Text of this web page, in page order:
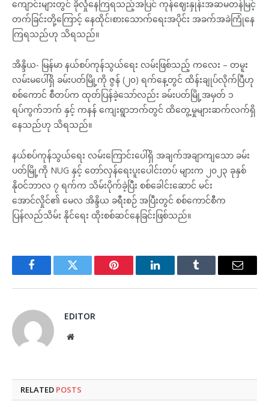
ကျောင်းများတွင် ခိုလှုံနေကြရသည့်အပြင် ကုန်ဈေးနှုန်းအဆမတန်မြင့်
တက်ခြင်းတို့ကြောင့် နေထိုင်၊စားသောက်ရေးအပိုင်း အခက်အခဲကြုံနေ
ကြရသည်ဟု သိရသည်။
အိန္ဒိယ- မြန်မာ နယ်စပ်ကုန်သွယ်ရေး လမ်းဖြစ်သည့် ကလေး – တမူး
လမ်းမပေါ်ရှိ ခမ်းပတ်မြို့ကို ဇွန် (၂၀) ရက်နေ့တွင် ထိန်းချုပ်လိုက်ပြီဟု
စစ်ကောင် စီတပ်က ထုတ်ပြန်ခဲ့သော်လည်း ခမ်းပတ်မြို့အမှတ် ၁
ရပ်ကွက်ဘက် နှင့် ကနန် ကျေးရွာဘက်တွင် ထိတွေ့မှုများဆက်လက်ရှိ
နေသည်ဟု သိရသည်။
နယ်စပ်ကုန်သွယ်ရေး လမ်းကြောင်းပေါ်ရှိ အချက်အချာကျသော ခမ်း
ပတ်မြို့ကို NUG နှင့် တော်လှန်ရေးပူးပေါင်းတပ် များက ၂၀၂၃ ခုနှစ်
နိုဝင်ဘာလ ၇ ရက်က သိမ်းပိုက်ခဲ့ပြီး စစ်ခေါင်းဆောင် မင်း
အောင်လှိုင်၏ မေလ အိန္ဒိယ ခရီးစဉ် အပြီးတွင် စစ်ကောင်စီက
ပြန်လည်သိမ်း နိုင်ရေး ထိုးစစ်ဆင်နေခြင်းဖြစ်သည်။
FacebookTwitter Pinterest LinkedInTumblr Email
EDITOR
Website
RELATED POSTS